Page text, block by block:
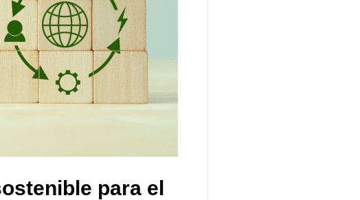
para el